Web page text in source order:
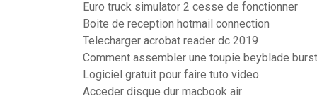
Euro truck simulator 2 cesse de fonctionner
Boite de reception hotmail connection
Telecharger acrobat reader dc 2019
Comment assembler une toupie beyblade burst
Logiciel gratuit pour faire tuto video
Acceder disque dur macbook air